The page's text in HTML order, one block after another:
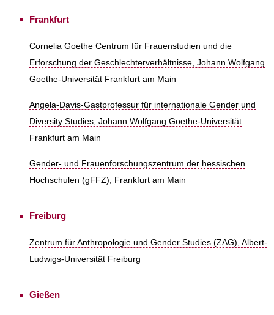
Frankfurt
Cornelia Goethe Centrum für Frauenstudien und die
Erforschung der Geschlechterverhältnisse, Johann Wolfgang
Goethe-Universität Frankfurt am Main
Angela-Davis-Gastprofessur für internationale Gender und
Diversity Studies, Johann Wolfgang Goethe-Universität
Frankfurt am Main
Gender- und Frauenforschungszentrum der hessischen
Hochschulen (gFFZ), Frankfurt am Main
Freiburg
Zentrum für Anthropologie und Gender Studies (ZAG), Albert-
Ludwigs-Universität Freiburg
Gießen